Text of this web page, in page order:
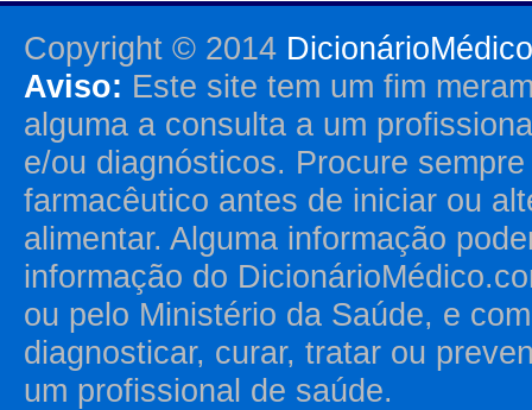
Copyright © 2014
Aviso: Este site tem um fim
alguma a consulta a um
e/ou diagnósticos. Procure
farmacêutico antes de iniciar ou
alimentar. Alguma informação
informação do
ou pelo Ministério da Saúde, e
diagnosticar, curar, tratar ou
um profissional de saúde.